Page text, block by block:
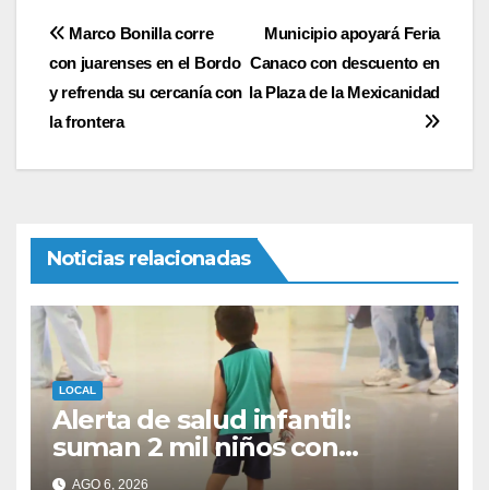
Navegación
de
entradas
Municipio apoyará Feria
Canaco con descuento en
la Plaza de la Mexicanidad
Marco Bonilla corre
con juarenses en el Bordo
y refrenda su cercanía con
la frontera
Noticias relacionadas
LOCAL
Alerta de salud infantil:
suman 2 mil niños con
sobrepeso en Juárez
AGO 6, 2026